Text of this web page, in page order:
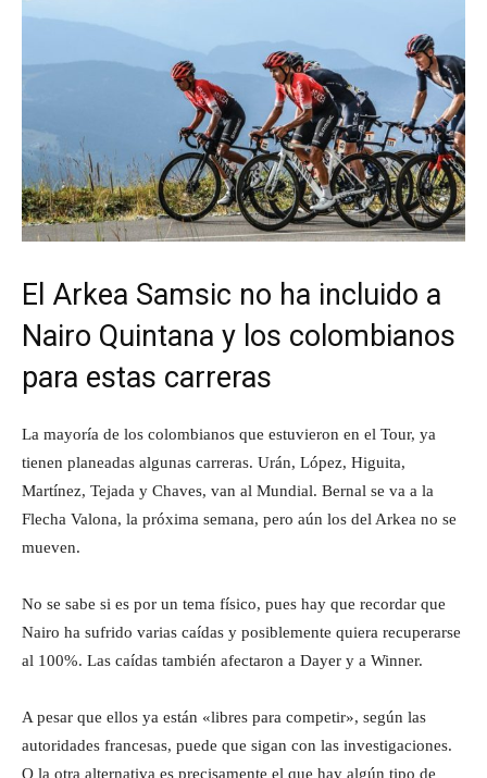
El Arkea Samsic no ha incluido a
Nairo Quintana y los colombianos
para estas carreras
La mayoría de los colombianos que estuvieron en el Tour, ya
tienen planeadas algunas carreras. Urán, López, Higuita,
Martínez, Tejada y Chaves, van al Mundial. Bernal se va a la
Flecha Valona, la próxima semana, pero aún los del Arkea no se
mueven.
No se sabe si es por un tema físico, pues hay que recordar que
Nairo ha sufrido varias caídas y posiblemente quiera recuperarse
al 100%. Las caídas también afectaron a Dayer y a Winner.
A pesar que ellos ya están «libres para competir», según las
autoridades francesas, puede que sigan con las investigaciones.
O la otra alternativa es precisamente el que hay algún tipo de